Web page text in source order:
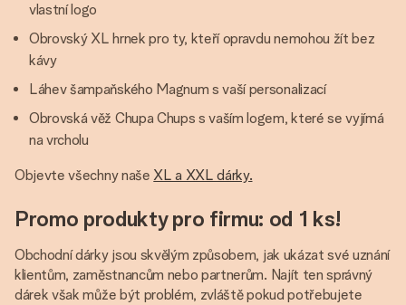
vlastní logo
Obrovský XL hrnek pro ty, kteří opravdu nemohou žít bez
kávy
Láhev šampaňského Magnum s vaší personalizací
Obrovská věž Chupa Chups s vaším logem, které se vyjímá
na vrcholu
Objevte všechny naše XL a XXL dárky.
Promo produkty pro firmu: od 1 ks!
Obchodní dárky jsou skvělým způsobem, jak ukázat své uznání
klientům, zaměstnancům nebo partnerům. Najít ten správný
dárek však může být problém, zvláště pokud potřebujete